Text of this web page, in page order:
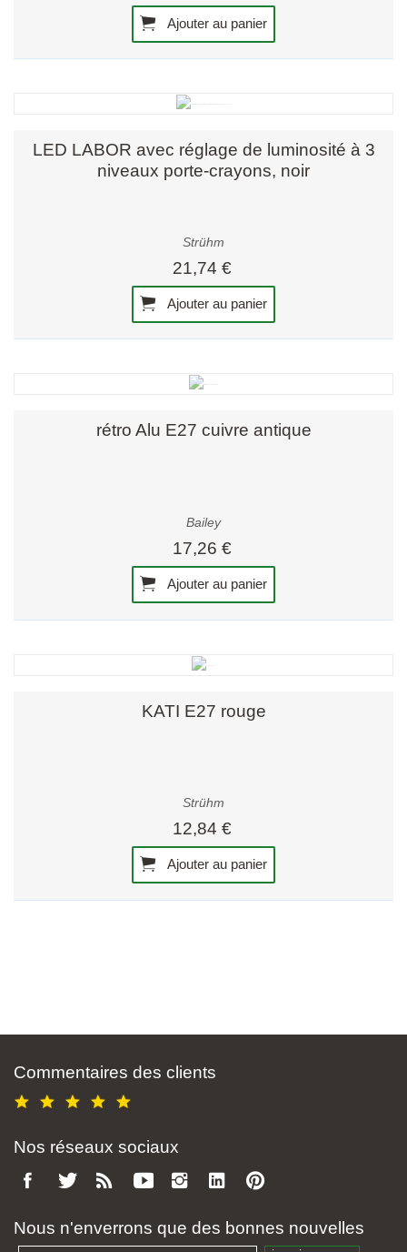
Ajouter au panier
LED LABOR avec réglage de luminosité à 3
niveaux porte-crayons, noir
Strühm
21,74 €
Ajouter au panier
rétro Alu E27 cuivre antique
Bailey
17,26 €
Ajouter au panier
KATI E27 rouge
Strühm
12,84 €
Ajouter au panier
Commentaires des clients
Nos réseaux sociaux
Nous n'enverrons que des bonnes nouvelles